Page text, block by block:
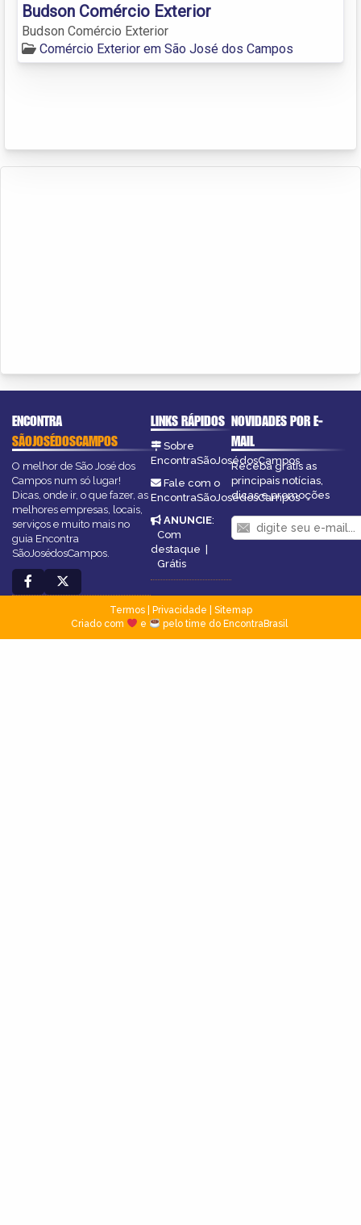
Budson Comércio Exterior
Budson Comércio Exterior
Comércio Exterior em São José dos Campos
ENCONTRA
SÃOJOSÉDOSCAMPOS
O melhor de São José dos
Campos num só lugar!
Dicas, onde ir, o que fazer, as
melhores empresas, locais,
serviços e muito mais no
guia Encontra
SãoJosédosCampos.
LINKS RÁPIDOS
Sobre
EncontraSãoJosédosCampos
Fale com o
EncontraSãoJosédosCampos
ANUNCIE:
Com
destaque |
Grátis
NOVIDADES POR E-
MAIL
Receba grátis as
principais notícias,
dicas e promoções
Termos| Privacidade
Sitemap
Criado com
e pelo time do EncontraBrasil